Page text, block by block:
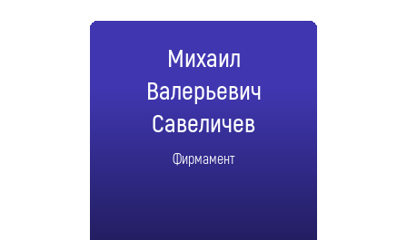
Михаил
Валерьевич
Савеличев
Фирмамент